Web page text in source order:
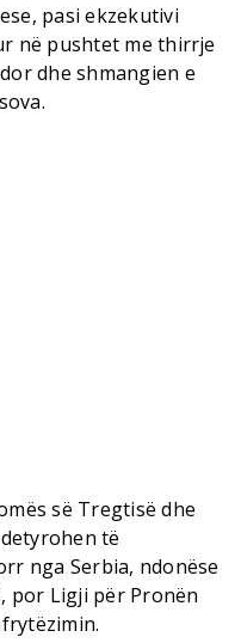
pasi ekzekutivi
në pushtet me thirrje
dhe shmangien e
së Tregtisë dhe
të
nga Serbia, ndonëse
por Ligji për Pronën